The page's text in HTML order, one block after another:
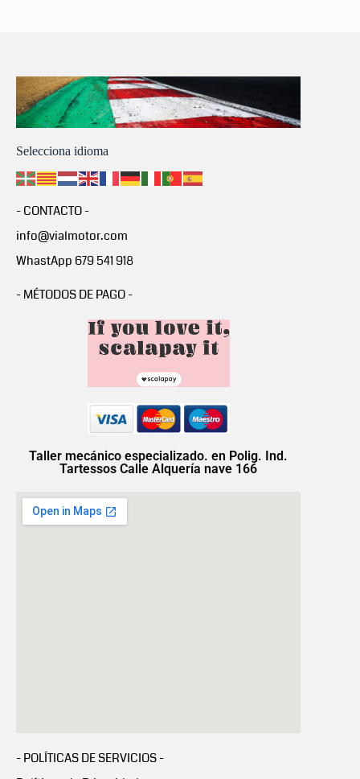
Selecciona idioma
- CONTACTO -
info@vialmotor.com
WhastApp 679 541 918
- MÉTODOS DE PAGO -
Taller mecánico especializado. en Polig. Ind.
Tartessos Calle Alquería nave 166
- POLÍTICAS DE SERVICIOS -